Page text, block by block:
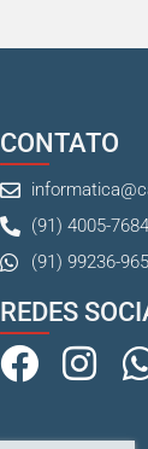
CONTATO
(91) 4005-
(91) 99236-
REDES